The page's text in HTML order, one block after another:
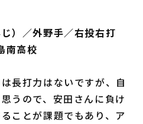
）／外野手／右投右打
南高校
長打力はないですが、自
うので、安田さんに負け
ことが課題でもあり、ア